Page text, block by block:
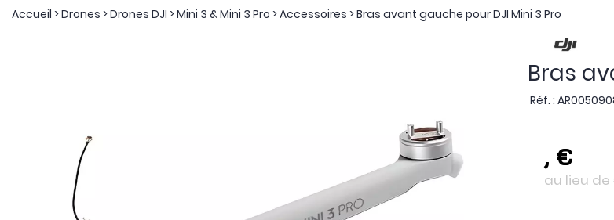
Accueil >Drones >Drones DJI >Mini 3 & Mini 3 Pro >Accessoires >Bras avant gauche pour DJI Mini 3 Pro
Bras
Réf. :
, €
au lieu de